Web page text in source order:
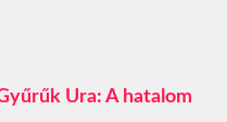
Ura: A hatalom